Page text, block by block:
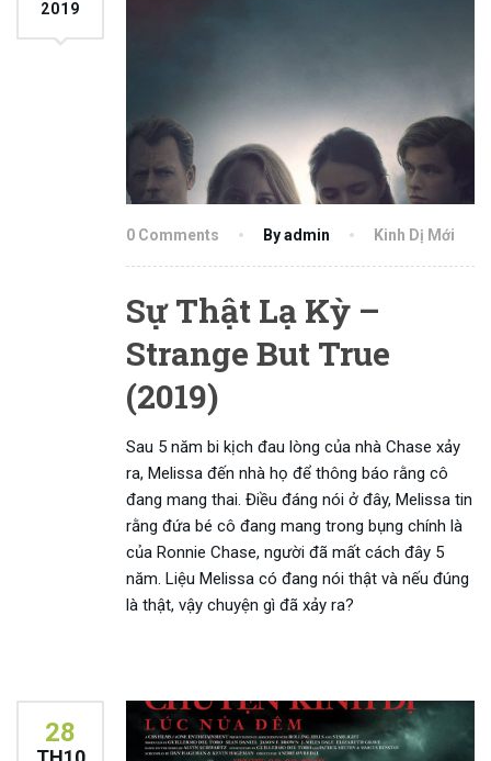
2019
0 Comments By admin Kinh Dị Mới
Sự Thật Lạ Kỳ –
Strange But True
(2019)
Sau 5 năm bi kịch đau lòng của nhà Chase xảy
ra, Melissa đến nhà họ để thông báo rằng cô
đang mang thai. Điều đáng nói ở đây, Melissa tin
rằng đứa bé cô đang mang trong bụng chính là
của Ronnie Chase, người đã mất cách đây 5
năm. Liệu Melissa có đang nói thật và nếu đúng
là thật, vậy chuyện gì đã xảy ra?
28